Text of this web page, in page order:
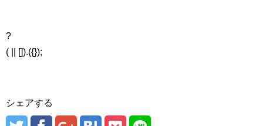
?
( || []).({});
シェアする